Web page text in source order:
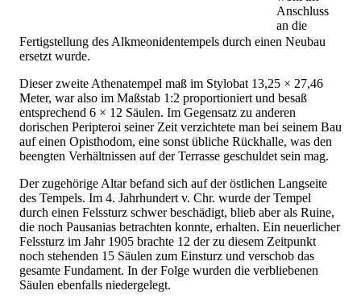
Anschluss
an die
Fertigstellung des Alkmeonidentempels durch einen Neubau
ersetzt wurde.
Dieser zweite Athenatempel maß im Stylobat 13,25 × 27,46
Meter, war also im Maßstab 1:2 proportioniert und besaß
entsprechend 6 × 12 Säulen. Im Gegensatz zu anderen
dorischen Peripteroi seiner Zeit verzichtete man bei seinem Bau
auf einen Opisthodom, eine sonst übliche Rückhalle, was den
beengten Verhältnissen auf der Terrasse geschuldet sein mag.
Der zugehörige Altar befand sich auf der östlichen Langseite
des Tempels. Im 4. Jahrhundert v. Chr. wurde der Tempel
durch einen Felssturz schwer beschädigt, blieb aber als Ruine,
die noch Pausanias betrachten konnte, erhalten. Ein neuerlicher
Felssturz im Jahr 1905 brachte 12 der zu diesem Zeitpunkt
noch stehenden 15 Säulen zum Einsturz und verschob das
gesamte Fundament. In der Folge wurden die verbliebenen
Säulen ebenfalls niedergelegt.